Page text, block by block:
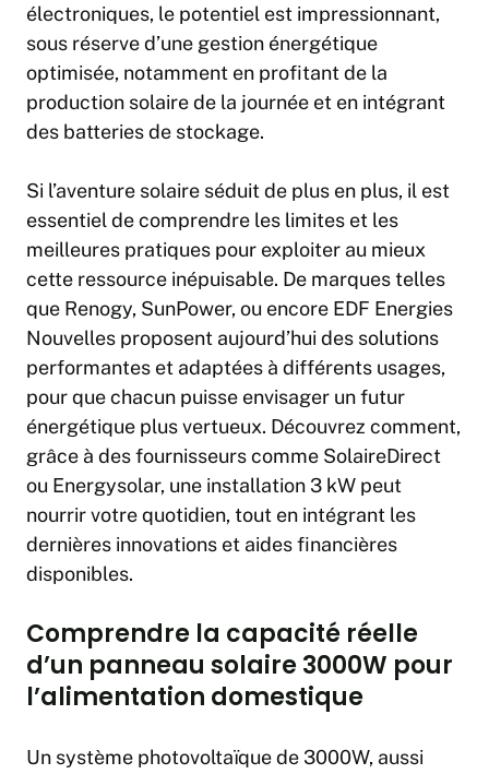
électroniques, le potentiel est impressionnant,
sous réserve d’une gestion énergétique
optimisée, notamment en profitant de la
production solaire de la journée et en intégrant
des batteries de stockage.
Si l’aventure solaire séduit de plus en plus, il est
essentiel de comprendre les limites et les
meilleures pratiques pour exploiter au mieux
cette ressource inépuisable. De marques telles
que Renogy, SunPower, ou encore EDF Energies
Nouvelles proposent aujourd’hui des solutions
performantes et adaptées à différents usages,
pour que chacun puisse envisager un futur
énergétique plus vertueux. Découvrez comment,
grâce à des fournisseurs comme SolaireDirect
ou Energysolar, une installation 3 kW peut
nourrir votre quotidien, tout en intégrant les
dernières innovations et aides financières
disponibles.
Comprendre la capacité réelle
d’un panneau solaire 3000W pour
l’alimentation domestique
Un système photovoltaïque de 3000W, aussi